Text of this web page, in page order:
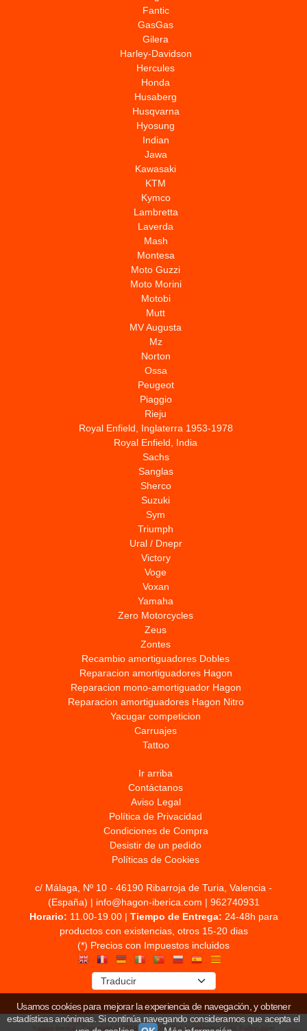
Fantic
GasGas
Gilera
Harley-Davidson
Hercules
Honda
Husaberg
Husqvarna
Hyosung
Indian
Jawa
Kawasaki
KTM
Kymco
Lambretta
Laverda
Mash
Montesa
Moto Guzzi
Moto Morini
Motobi
Mutt
MV Augusta
Mz
Norton
Ossa
Peugeot
Piaggio
Rieju
Royal Enfield, Inglaterra 1953-1978
Royal Enfield, India
Sachs
Sanglas
Sherco
Suzuki
Sym
Triumph
Ural / Dnepr
Victory
Voge
Voxan
Yamaha
Zero Motorcycles
Zeus
Zontes
Recambio amortiguadores Dobles
Reparacion amortiguadores Hagon
Reparacion mono-amortiguador Hagon
Reparacion amortiguadores Hagon Nitro
Yacugar competicion
Carruajes
Tattoo
Ir arriba
Contáctanos
Aviso Legal
Política de Privacidad
Condiciones de Compra
Desistir de un pedido
Políticas de Cookies
c/ Málaga, Nº 10 - 46190 Ribarroja de Turia, Valencia -
(España) | info@hagon-iberica.com | 962740931
Horario: 11.00-19.00 | Tiempo de Entrega: 24-48h para
productos con existencias, otros 15-20 dias
(*) Precios con Impuestos incluidos
hagon-iberica - Copyright © 2026 [17202] - Con la tecnología de Palbin.com
Usamos cookies para mejorar la experiencia de navegación, y obtener
estadísticas anónimas. Si continúa navegando consideramos que acepta el